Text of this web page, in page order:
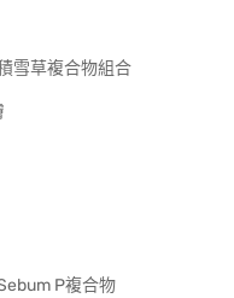
雪草複合物組合
P複合物